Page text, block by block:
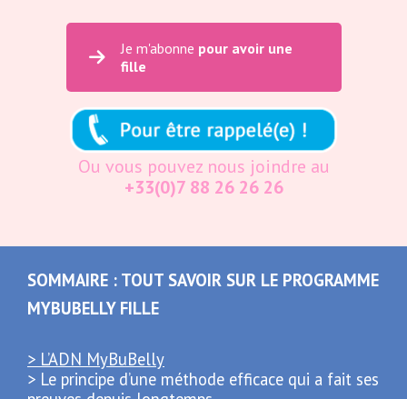
Je m'abonne pour avoir une
fille
Ou vous pouvez nous joindre au
+33(0)7 88 26 26 26
SOMMAIRE : TOUT SAVOIR SUR LE PROGRAMME
MYBUBELLY FILLE
> L’ADN MyBuBelly
> Le principe d’une méthode efficace qui a fait ses